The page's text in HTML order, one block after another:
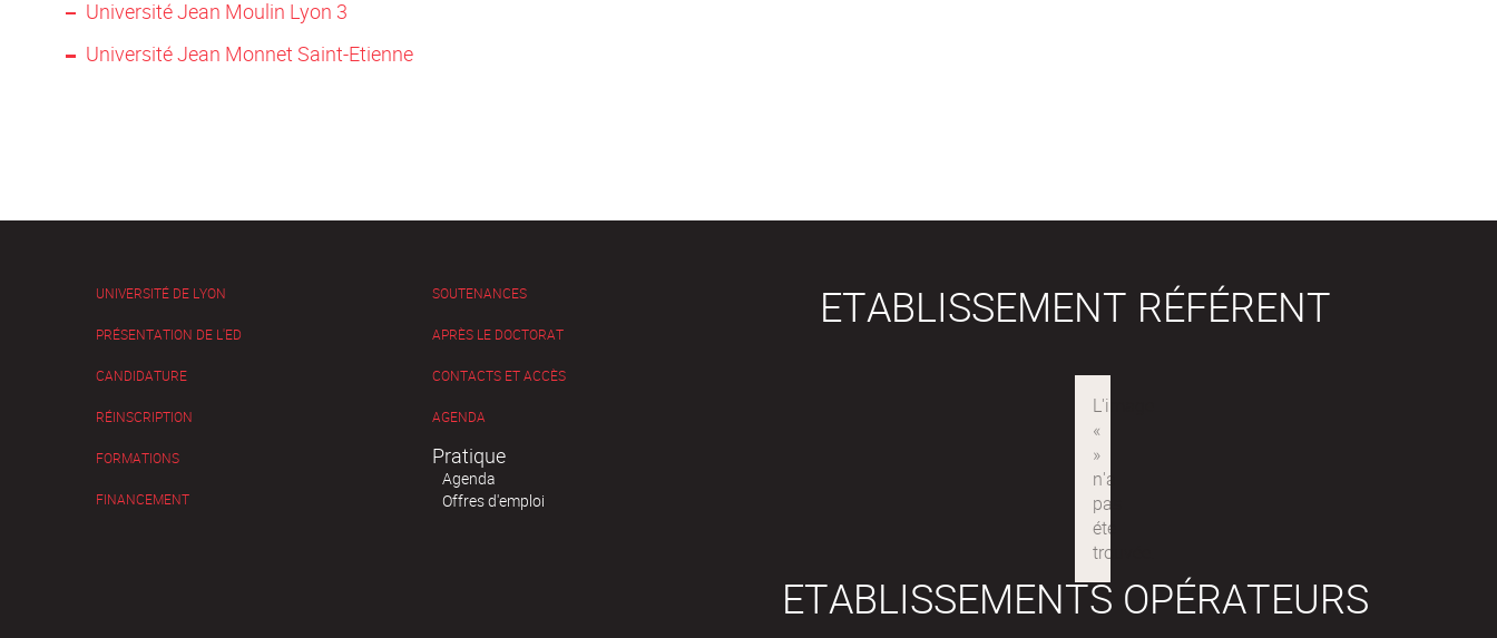
Université Jean Moulin Lyon 3
Université Jean Monnet Saint-Etienne
UNIVERSITÉ DE LYON
PRÉSENTATION DE L'ED
CANDIDATURE
RÉINSCRIPTION
FORMATIONS
FINANCEMENT
SOUTENANCES
APRÈS LE DOCTORAT
CONTACTS ET ACCÈS
AGENDA
Pratique
Agenda
Offres d'emploi
ETABLISSEMENT RÉFÉRENT
ETABLISSEMENTS OPÉRATEURS